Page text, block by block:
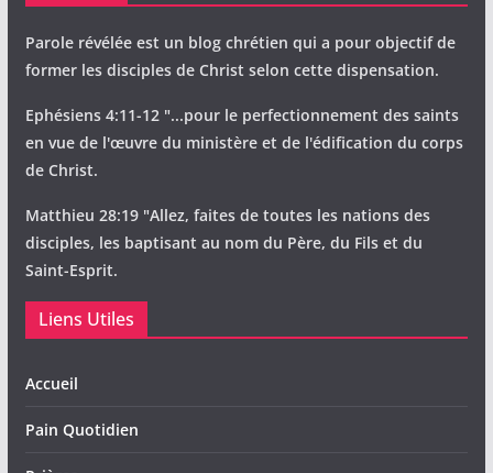
Parole révélée est un blog chrétien qui a pour objectif de
former les disciples de Christ selon cette dispensation.
Ephésiens 4:11-12 "...pour le perfectionnement des saints
en vue de l'œuvre du ministère et de l'édification du corps
de Christ.
Matthieu 28:19 "Allez, faites de toutes les nations des
disciples, les baptisant au nom du Père, du Fils et du
Saint-Esprit.
Liens Utiles
Accueil
Pain Quotidien